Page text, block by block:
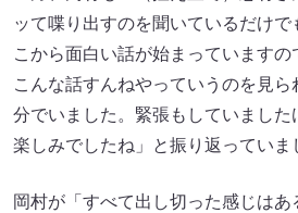
ッて喋り出すのを聞いているだけ
こから面白い話が始まっていますの
こんな話すんねやっていうのを見
分でいました。緊張もしていました
楽しみでしたね」と振り返っていま
岡村が「すべて出し切った感じは